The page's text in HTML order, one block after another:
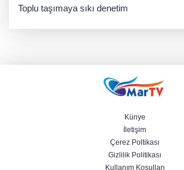
Toplu taşımaya sıkı denetim
Künye
İletişim
Çerez Poltikası
Gizlilik Politikası
Kullanım Koşulları